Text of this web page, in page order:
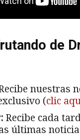
de
nuestras
(clic
Recibe cada
últimas